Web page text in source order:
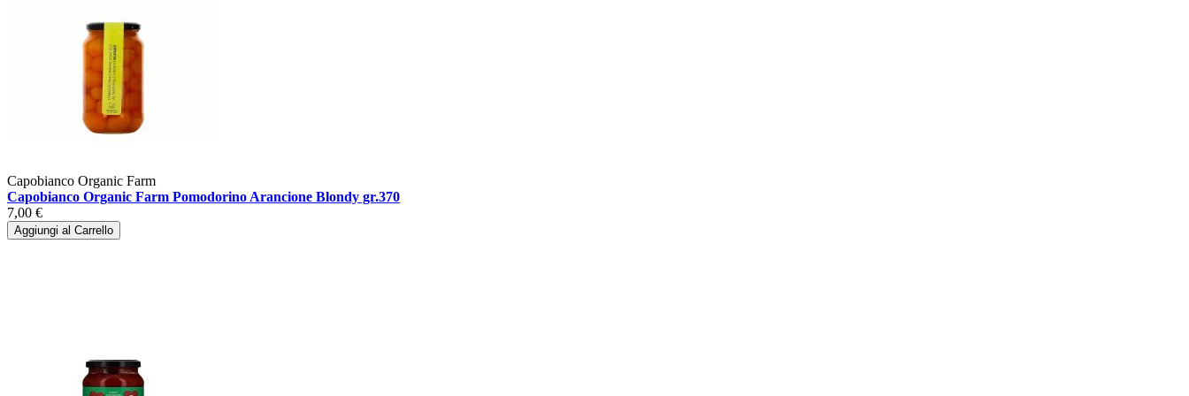
Capobianco Organic Farm
Capobianco Organic Farm Pomodorino Arancione Blondy gr.370
7,00 €
Aggiungi al Carrello